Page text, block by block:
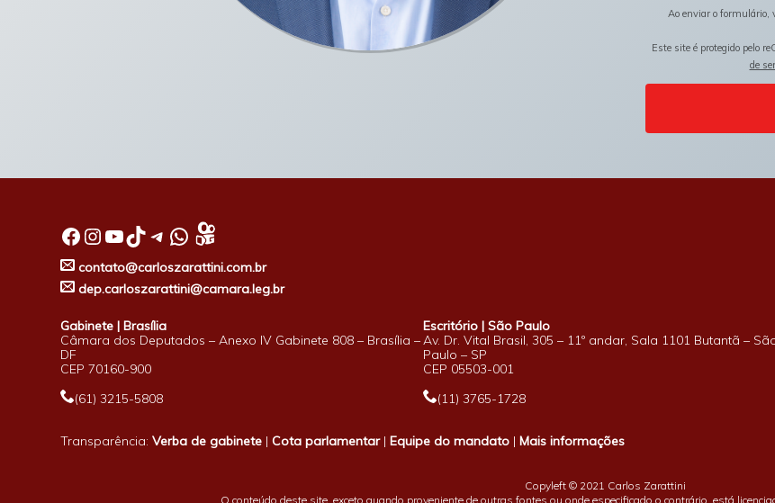
Ao enviar o formulário,
Este site é protegido pelo
de
Facebook InstagramYoutube TikTok Telegram WhatsApp
contato@carloszarattini.com.br
dep.carloszarattini@camara.leg.br
Gabinete | Brasília
Câmara dos Deputados – Anexo IV Gabinete 808 – Brasília –
DF
CEP 70160-900
(61) 3215-5808
Escritório | São Paulo
Av. Dr. Vital Brasil, 305 – 11º andar, Sala 1101 Butantã –
Paulo – SP
CEP 05503-001
(11) 3765-1728
Transparência:Verba de gabinete |Cota parlamentar|Equipe do mandato |Mais informações
Copyleft © 2021 Carlos Zarattini
O conteúdo deste site, exceto quando proveniente de outras fontes ou onde especificado o contrário, está